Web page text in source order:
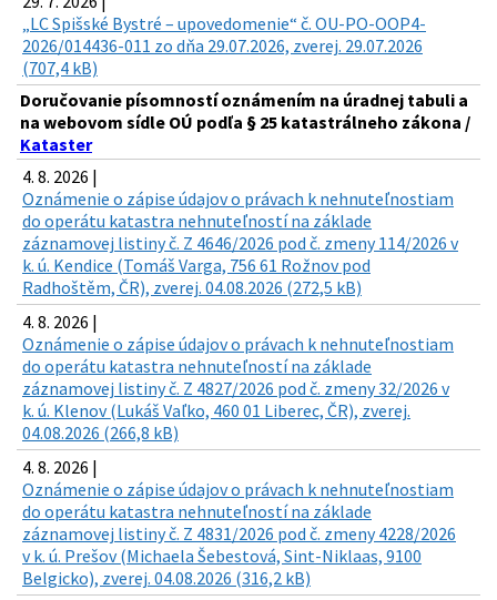
„LC Spišské Bystré – upovedomenie“ č. OU-PO-OOP4-
2026/014436-011 zo dňa 29.07.2026, zverej. 29.07.2026
(707,4 kB)
Doručovanie písomností oznámením na úradnej tabuli a
na webovom sídle OÚ podľa § 25 katastrálneho zákona /
Kataster
4. 8. 2026 |
Oznámenie o zápise údajov o právach k nehnuteľnostiam
do operátu katastra nehnuteľností na základe
záznamovej listiny č. Z 4646/2026 pod č. zmeny 114/2026 v
k. ú. Kendice (Tomáš Varga, 756 61 Rožnov pod
Radhoštěm, ČR), zverej. 04.08.2026 (272,5 kB)
4. 8. 2026 |
Oznámenie o zápise údajov o právach k nehnuteľnostiam
do operátu katastra nehnuteľností na základe
záznamovej listiny č. Z 4827/2026 pod č. zmeny 32/2026 v
k. ú. Klenov (Lukáš Vaľko, 460 01 Liberec, ČR), zverej.
04.08.2026 (266,8 kB)
4. 8. 2026 |
Oznámenie o zápise údajov o právach k nehnuteľnostiam
do operátu katastra nehnuteľností na základe
záznamovej listiny č. Z 4831/2026 pod č. zmeny 4228/2026
v k. ú. Prešov (Michaela Šebestová, Sint-Niklaas, 9100
Belgicko), zverej. 04.08.2026 (316,2 kB)